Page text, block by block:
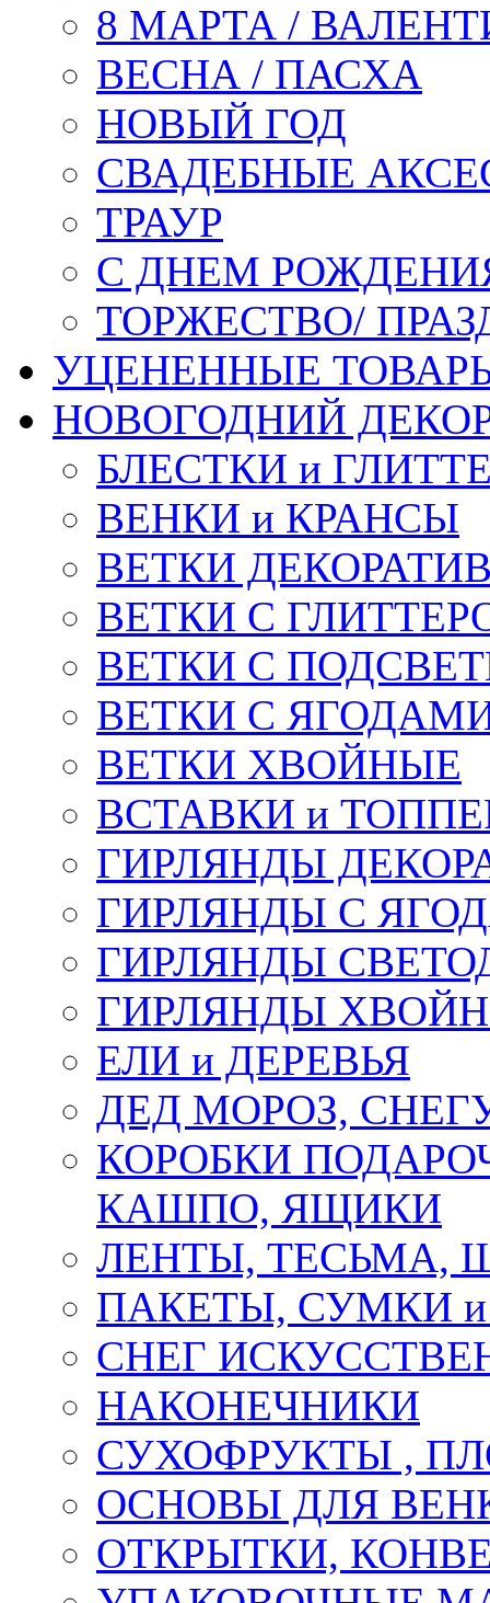
8 МАРТА /
ВЕСНА / ПАСХА
НОВЫЙ ГОД
СВАДЕБНЫЕ
ТРАУР
С ДНЕМ
ТОРЖЕСТВО/
УЦЕНЕННЫЕ
НОВОГОДНИЙ
БЛЕСТКИ и
ВЕНКИ и КРАНСЫ
ВЕТКИ
ВЕТКИ С
ВЕТКИ С
ВЕТКИ С
ВЕТКИ ХВОЙНЫЕ
ВСТАВКИ и
ГИРЛЯНДЫ
ГИРЛЯНДЫ С
ГИРЛЯНДЫ
ГИРЛЯНДЫ
ЕЛИ и ДЕРЕВЬЯ
ДЕД МОРОЗ,
КОРОБКИ
КАШПО, ЯЩИКИ
ЛЕНТЫ, ТЕСЬМА,
ПАКЕТЫ, СУМКИ
СНЕГ
НАКОНЕЧНИКИ
СУХОФРУКТЫ ,
ОСНОВЫ ДЛЯ
ОТКРЫТКИ,